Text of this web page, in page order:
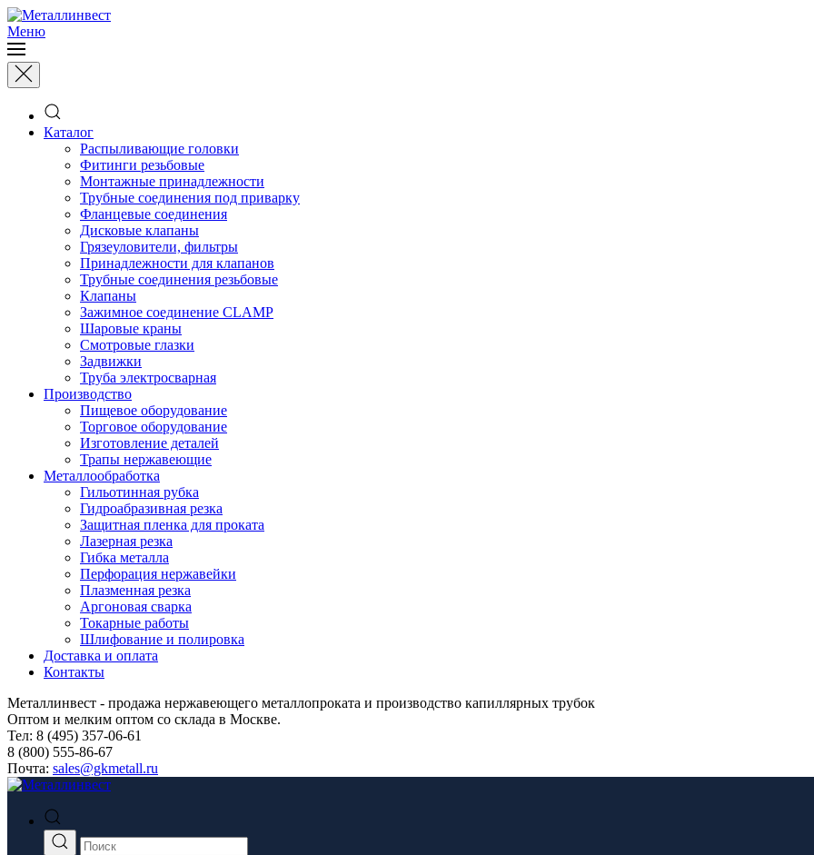
Меню
Каталог
Распыливающие головки
Фитинги резьбовые
Монтажные принадлежности
Трубные соединения под приварку
Фланцевые соединения
Дисковые клапаны
Грязеуловители, фильтры
Принадлежности для клапанов
Трубные соединения резьбовые
Клапаны
Зажимное соединение CLAMP
Шаровые краны
Смотровые глазки
Задвижки
Труба электросварная
Производство
Пищевое оборудование
Торговое оборудование
Изготовление деталей
Трапы нержавеющие
Металлообработка
Гильотинная рубка
Гидроабразивная резка
Защитная пленка для проката
Лазерная резка
Гибка металла
Перфорация нержавейки
Плазменная резка
Аргоновая сварка
Токарные работы
Шлифование и полировка
Доставка и оплата
Контакты
Металлинвест - продажа нержавеющего металлопроката и производство капиллярных трубок
Оптом и мелким оптом со склада в Москве.
Тел: 8 (495) 357-06-61
8 (800) 555-86-67
Почта: sales@gkmetall.ru